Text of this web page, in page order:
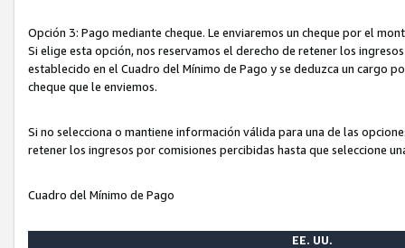
Opción 3: Pago mediante cheque. Le enviaremos un cheque por el
Si elige esta opción, nos reservamos el derecho de retener los
establecido en el Cuadro del Mínimo de Pago y se deduzca un cargo
cheque que le enviemos.
Si no selecciona o mantiene información válida para una de las
retener los ingresos por comisiones percibidas hasta que seleccione
Cuadro del Mínimo de Pago
EE. UU.